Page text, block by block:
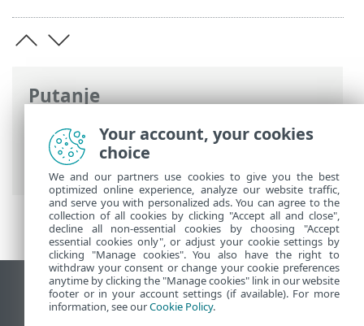
Putanje
ESET-ova online pomoć> ESET Endpoint
Security >Najčešća pitanja
aktivirati daljinsko praćenje i upravljanje
Prikaži stranicu za radnu površinu
End of Life
Your account, your cookies
choice
We and our partners use cookies to give you the best
optimized online experience, analyze our website traffic,
and serve you with personalized ads. You can agree to the
collection of all cookies by clicking "Accept all and close",
decline all non-essential cookies by choosing "Accept
essential cookies only", or adjust your cookie settings by
clicking "Manage cookies". You also have the right to
withdraw your consent or change your cookie preferences
anytime by clicking the "Manage cookies" link in our website
footer or in your account settings (if available). For more
information, see ourCookie Policy.